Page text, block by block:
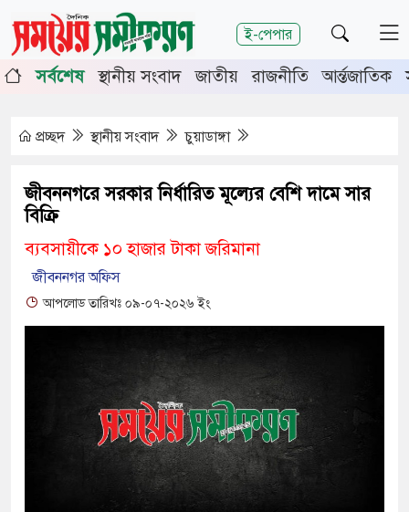
ই-পেপার
শিরোনাম
জুলাই গণঅভ্যুত্থানের দ্বিতীয়
বর্ষপূর্তিতে চুয়াডাঙ্গা-মেহেরপুরে
চুয়াডাঙ্গায় সওজের বাসভবন ও
বিক্রি
প্রশাসনে অনুপ্রবেশ ঠেকাতে কঠোর
হচ্ছে সরকার
জীবননগর উপজেলা আইনশৃঙ্খলা
কমিটির সভা
চুয়াডাঙ্গায় লিগ্যাল এইড কমিটির
সর্বশেষ স্থানীয় সংবাদ জাতীয় রাজনীতি আর্ন্তজাতিক
প্রচ্ছদ স্থানীয় সংবাদ চুয়াডাঙ্গা
জীবননগরে সরকার নির্ধারিত মূল্যের বেশি দামে সার
বিক্রি
ব্যবসায়ীকে ১০ হাজার টাকা জরিমানা
জীবননগর অফিস
আপলোড তারিখঃ ০৯-০৭-২০২৬ ইং